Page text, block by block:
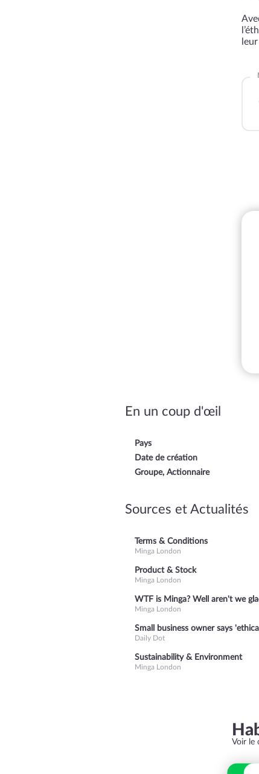
En un coup d'œil
Pays
Date de création
Groupe, Actionnaire
Sources et Actualités
Terms & Conditions
Minga London
Product & Stock
Minga London
WTF is Minga? Well aren't we
Minga London
Small business owner says
Daily Dot
Sustainability & Environment
Minga London
Voir le